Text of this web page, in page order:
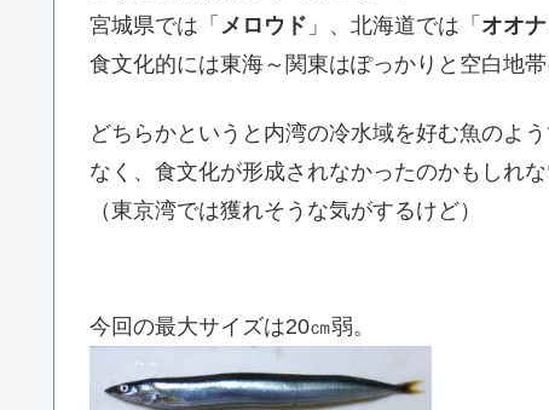
宮城県では「 メロウド 」、北海道では「 オオ
食文化的には東海～関東はぽっかりと空白地帯
どちらかというと内湾の冷水域を好む魚のよ
なく、食文化が形成されなかったのかもしれな
（東京湾では獲れそうな気がするけど）
今回の最大サイズは20㎝弱。